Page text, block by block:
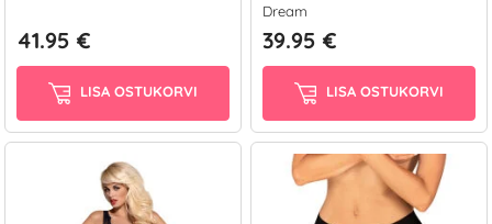
41.95 €
LISA OSTUKORVI
Dream
39.95 €
LISA OSTUKORVI